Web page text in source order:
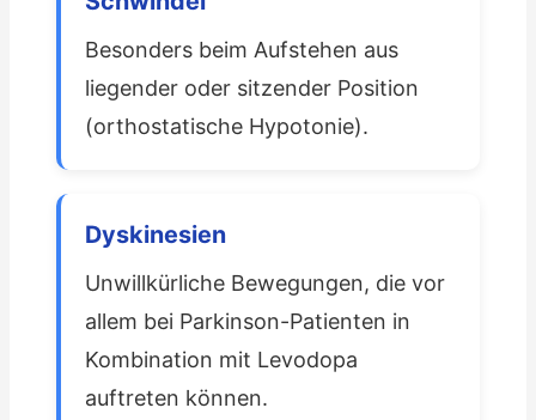
Besonders beim Aufstehen aus
liegender oder sitzender Position
(orthostatische Hypotonie).
Dyskinesien
Unwillkürliche Bewegungen, die vor
allem bei Parkinson-Patienten in
Kombination mit Levodopa
auftreten können.